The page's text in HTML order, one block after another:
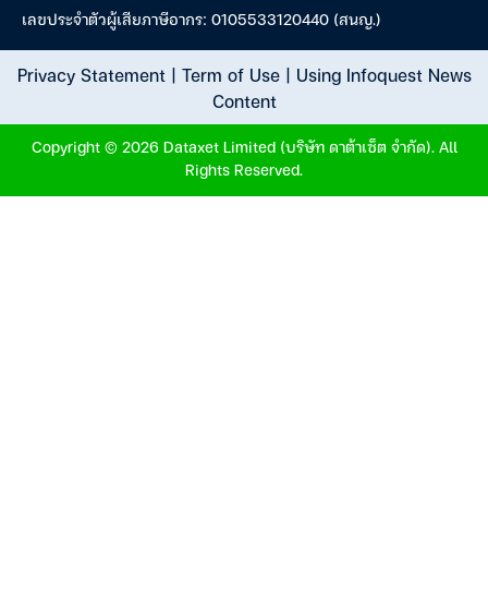
เลขประจำตัวผู้เสียภาษีอากร: 0105533120440 (สนญ.)
Privacy Statement| Term of Use| Using Infoquest News
Content
Copyright © 2026 Dataxet Limited (บริษัท ดาต้าเซ็ต จำกัด). All
Rights Reserved.